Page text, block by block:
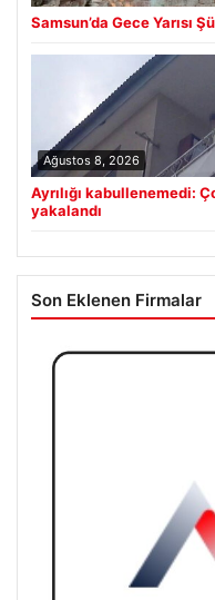
Samsun’da Gece Yarısı
Ağustos 8, 2026
Ayrılığı kabullenemedi:
yakalandı
Son Eklenen Firmalar